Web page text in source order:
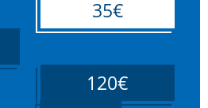
35€
120€